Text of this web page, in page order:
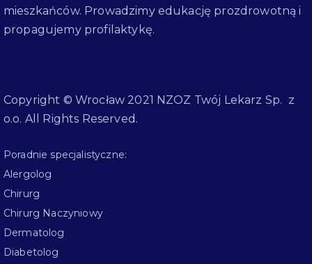
mieszkańców. Prowadzimy edukację prozdrowotną i
propagujemy profilaktykę.
Copyright © Wrocław 2021 NZOZ Twój Lekarz Sp. z
o.o. All Rights Reserved.
Poradnie specjalistyczne:
Alergolog
Chirurg
Chirurg Naczyniowy
Dermatolog
Diabetolog